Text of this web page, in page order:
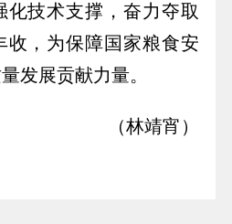
化技术支撑，奋力夺取
收，为保障国家粮食安
发展贡献力量。
（林靖宵 ）